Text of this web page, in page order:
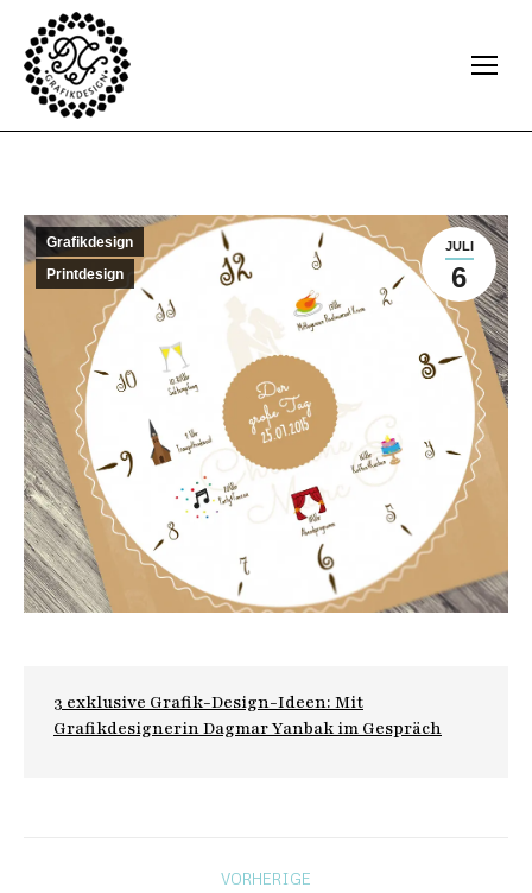
JULI
6
Grafikdesign
Printdesign
3 exklusive Grafik-Design-Ideen: Mit
Grafikdesignerin Dagmar Yanbak im Gespräch
VORHERIGE